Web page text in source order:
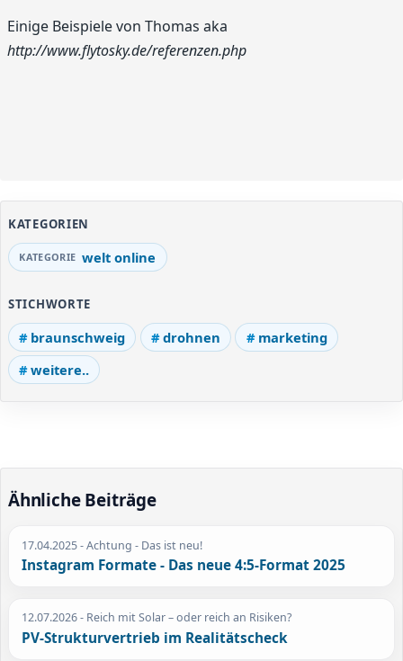
Einige Beispiele von Thomas aka
http://www.flytosky.de/referenzen.php
KATEGORIEN
welt online
STICHWORTE
braunschweig drohnen
marketing
weitere..
Ähnliche Beiträge
17.04.2025- Achtung - Das ist neu!
Instagram Formate - Das neue 4:5-Format 2025
12.07.2026- Reich mit Solar – oder reich an Risiken?
PV-Strukturvertrieb im Realitätscheck